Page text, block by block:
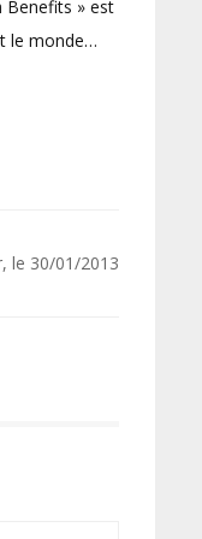
Benefits » est
le monde…
le 30/01/2013